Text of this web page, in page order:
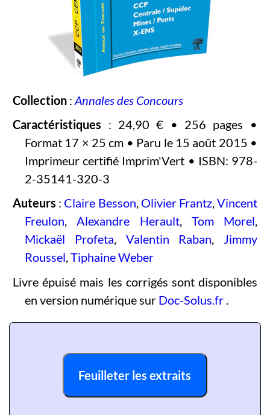
Collection :Annales des Concours
Caractéristiques : 24,90 € • 256 pages •
Format 17 × 25 cm • Paru le 15 août 2015 •
Imprimeur certifié Imprim'Vert • ISBN: 978-
2-35141-320-3
Auteurs : Claire Besson, Olivier Frantz,Vincent
Freulon,Alexandre Herault, Tom Morel,
Mickaël Profeta, Valentin Raban, Jimmy
Roussel,Tiphaine Weber
Livre épuisé mais les corrigés sont disponibles
en version numérique sur Doc-Solus.fr
Feuilleter les extraits